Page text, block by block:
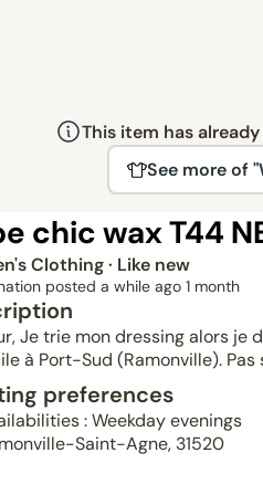
This item has
See more of
chic wax T44
Clothing· Like new
posted a while ago 1 month
Je trie mon dressing alors je
à Port-Sud (Ramonville).
preferences
: Weekday evenings
Saint-Agne, 31520